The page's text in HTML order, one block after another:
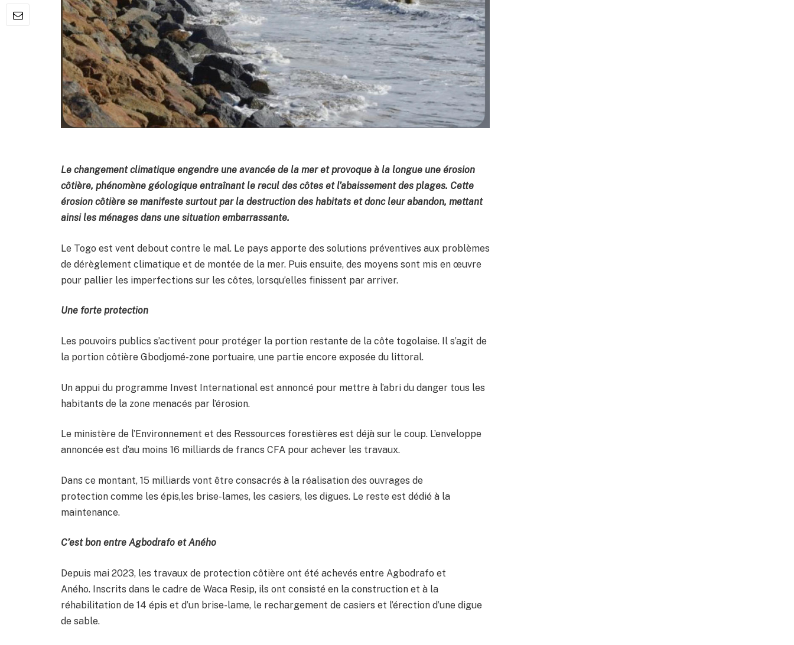
Le changement climatique engendre une avancée de la mer et provoque à la longue une érosion
côtière, phénomène géologique entraînant le recul des côtes et l’abaissement des plages. Cette
érosion côtière se manifeste surtout par la destruction des habitats et donc leur abandon, mettant
ainsi les ménages dans une situation embarrassante.
Le Togo est vent debout contre le mal. Le pays apporte des solutions préventives aux problèmes
de dérèglement climatique et de montée de la mer. Puis ensuite, des moyens sont mis en œuvre
pour pallier les imperfections sur les côtes, lorsqu’elles finissent par arriver.
Une forte protection
Les pouvoirs publics s’activent pour protéger la portion restante de la côte togolaise. Il s’agit de
la portion côtière Gbodjomé-zone portuaire, une partie encore exposée du littoral.
Un appui du programme Invest International est annoncé pour mettre à l’abri du danger tous les
habitants de la zone menacés par l’érosion.
Le ministère de l’Environnement et des Ressources forestières est déjà sur le coup. L’enveloppe
annoncée est d’au moins 16 milliards de francs CFA pour achever les travaux.
Dans ce montant, 15 milliards vont être consacrés à la réalisation des ouvrages de
protection comme les épis,les brise-lames, les casiers, les digues. Le reste est dédié à la
maintenance.
C’est bon entre Agbodrafo et Aného
Depuis mai 2023, les travaux de protection côtière ont été achevés entre Agbodrafo et
Aného. Inscrits dans le cadre de Waca Resip, ils ont consisté en la construction et à la
réhabilitation de 14 épis et d’un brise-lame, le rechargement de casiers et l’érection d’une digue
de sable.